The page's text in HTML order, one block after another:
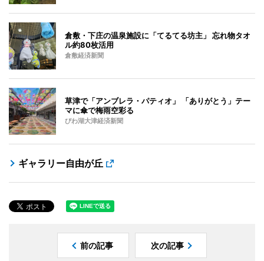
倉敷・下庄の温泉施設に「てるてる坊主」 忘れ物タオ
ル約80枚活用
倉敷経済新聞
草津で「アンブレラ・パティオ」 「ありがとう」テー
マに傘で梅雨空彩る
びわ湖大津経済新聞
ギャラリー自由が丘
前の記事 次の記事